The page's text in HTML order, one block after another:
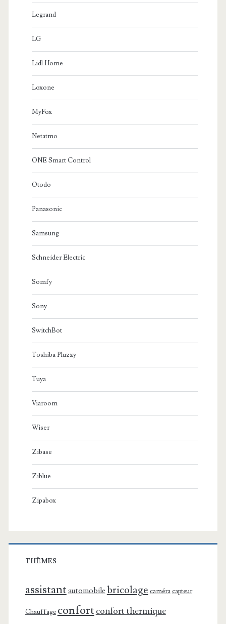
Legrand
LG
Lidl Home
Loxone
MyFox
Netatmo
ONE Smart Control
Otodo
Panasonic
Samsung
Schneider Electric
Somfy
Sony
SwitchBot
Toshiba Pluzzy
Tuya
Viaroom
Wiser
Zibase
Ziblue
Zipabox
THÈMES
assistant automobile bricolage caméra capteur
Chauffage confortconfort thermique